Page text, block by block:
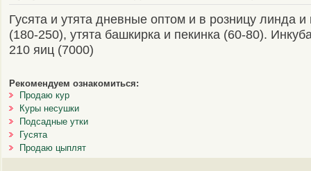
Гусята и утята дневные оптом и в розницу линда и
(180-250), утята башкирка и пекинка (60-80).
210 яиц (7000)
Рекомендуем ознакомиться:
Продаю кур
Куры несушки
Подсадные утки
Гусята
Продаю цыплят